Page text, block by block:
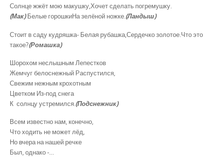
Солнце жжёт мою макушку,Хочет сделать погремушку.
(Мак)Белые горошкиНа зелёной ножке.(Ландыш)
Стоит в саду кудряшка- Белая рубашка,Сердечко золотое.Что это
такое?(Ромашка)
Шорохом неслышным Лепестков
Жемчуг белоснежный Распустился,
Свежим нежным крохотным
Цветком Из-под снега
К солнцу устремился.(Подснежник)
Всем известно нам, конечно,
Что ходить не может лёд,
Но вчера на нашей речке
Был, однако -…